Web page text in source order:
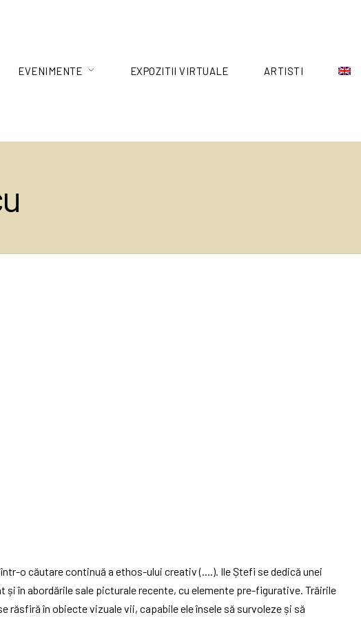
EVENIMENTE EXPOZITII VIRTUALE ARTISTI
o căutare continuă a ethos-ului creativ (....). Ile Ștefi se dedică unei
în abordările sale picturale recente, cu elemente pre-figurative. Trăirile
în obiecte vizuale vii, capabile ele însele să survoleze și să